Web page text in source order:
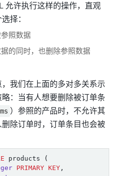
允许执行这样的操作，直观
择：
照数据
的同时，也删除参照数据
我们在上面的多对多关系示
：当有人想要删除被订单条
）参照的产品时，不允许其
除订单时，订单条目也会被
products
(
PRIMARY KEY ,